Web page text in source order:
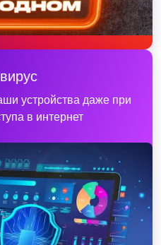
устройства даже при
в интернет